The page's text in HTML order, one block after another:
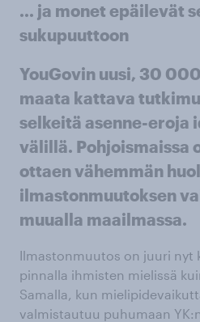
... ja monet epäilevät
sukupuuttoon
YouGovin uusi, 30
maata kattava
selkeitä asenne-eroja
välillä. Pohjoismaissa
ottaen vähemmän
ilmastonmuutoksen
muualla maailmassa.
Ilmastonmuutos on juuri nyt
pinnalla ihmisten mielissä
Samalla, kun
valmistautuu puhumaan